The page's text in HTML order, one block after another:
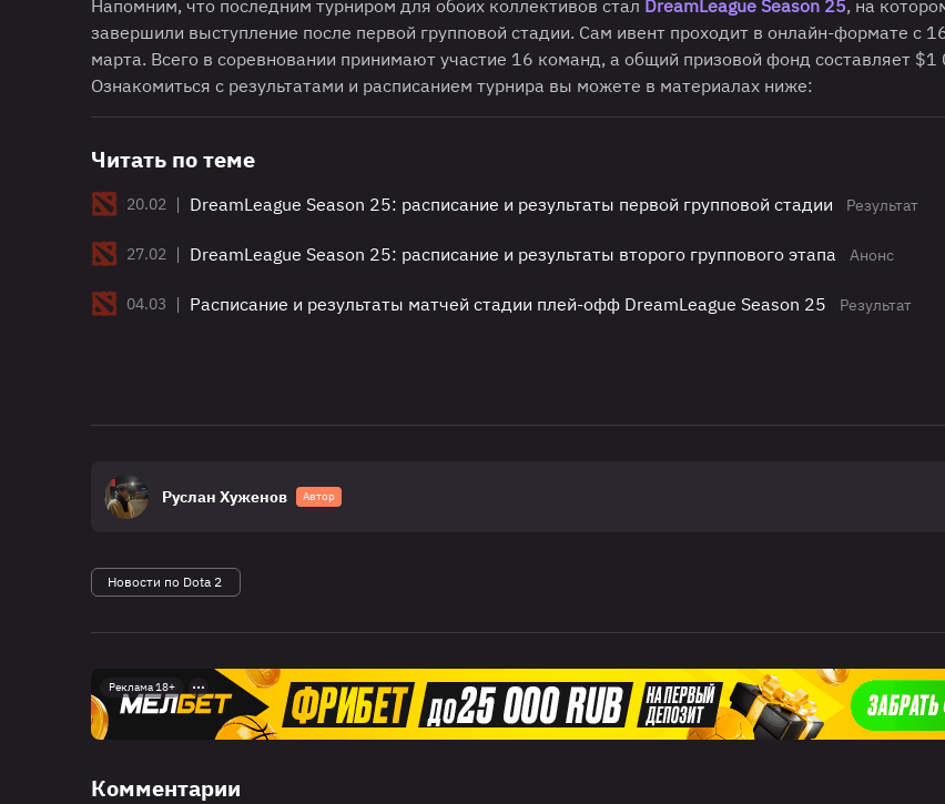
Напомним, что последним турниром для обоих коллективов стал DreamLeague Season 25, на
завершили выступление после первой групповой стадии. Сам ивент проходит в онлайн-формате с
марта. Всего в соревновании принимают участие 16 команд, а общий призовой фонд составляет
Ознакомиться с результатами и расписанием турнира вы можете в материалах ниже:
Читать по теме
20.02 | DreamLeague Season 25: расписание и результаты первой групповой стадии Результат
27.02 | DreamLeague Season 25: расписание и результаты второго группового этапа Анонс
04.03 | Расписание и результаты матчей стадии плей-офф DreamLeague Season 25 Результат
Руслан Хуженов Автор
Новости по Dota 2
Реклама 18+
Комментарии